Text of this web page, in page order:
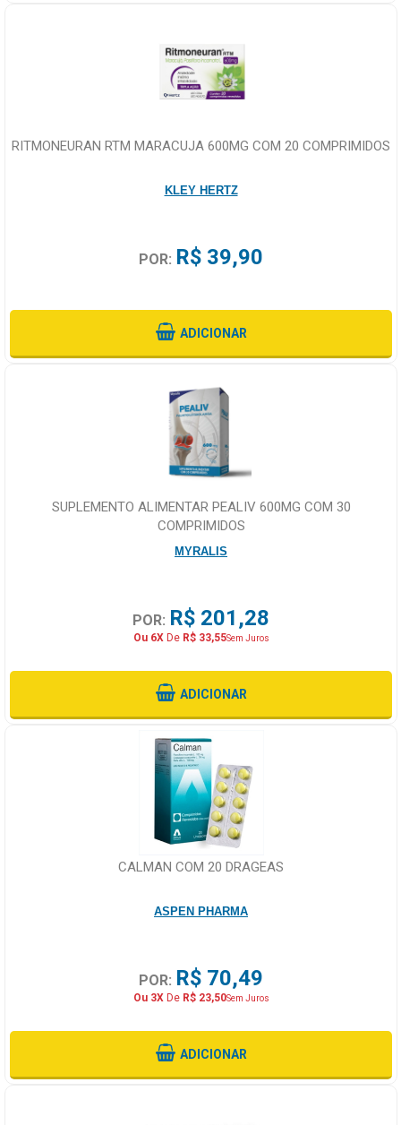
RITMONEURAN RTM MARACUJA 600MG COM 20 COMPRIMIDOS
KLEY HERTZ
POR: R$ 39,90
ADICIONAR
SUPLEMENTO ALIMENTAR PEALIV 600MG COM 30
COMPRIMIDOS
MYRALIS
POR: R$ 201,28
Ou 6XDe R$ 33,55Sem Juros
ADICIONAR
CALMAN COM 20 DRAGEAS
ASPEN PHARMA
POR: R$ 70,49
Ou 3XDe R$ 23,50Sem Juros
ADICIONAR